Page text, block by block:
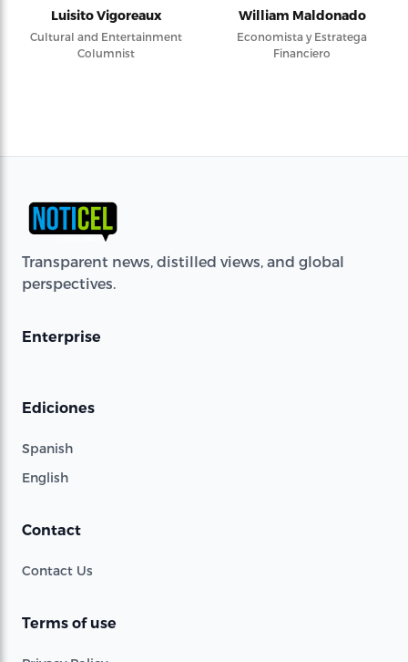
Luisito Vigoreaux
Cultural and Entertainment
Columnist
William Maldonado
Economista y Estratega
Financiero
Transparent news, distilled views, and global
perspectives.
Enterprise
Ediciones
Spanish
English
Contact
Contact Us
Terms of use